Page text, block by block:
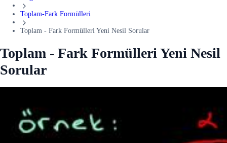
Toplam-Fark Formülleri
Toplam - Fark Formülleri Yeni Nesil Sorular
Toplam - Fark Formülleri Yeni Nesil
Sorular